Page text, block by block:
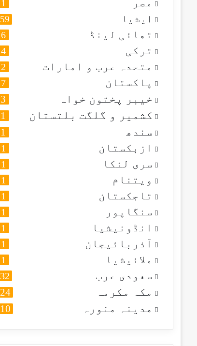
1
ایشیا 59
تھائی لینڈ 6
ترکی 4
متحدہ عرب و امارات 2
پاکستان 7
خیبر پختون خواہ 3
کشمیر و گلگت بلتستان 1
سندھ 1
ازبکستان 1
سری لنکا 1
ویتنام 1
تاجکستان 1
سنگاپور 1
انڈونیشیا 1
آذربائیجان 1
ملائیشیا 1
سعودی عرب 32
مکہ مکرمہ 24
مدینہ منورہ 10